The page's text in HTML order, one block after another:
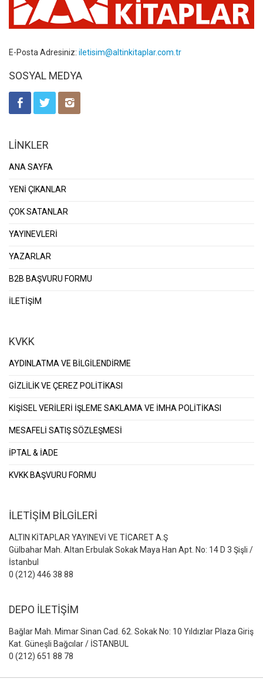
E-Posta Adresiniz: iletisim@altinkitaplar.com.tr
SOSYAL MEDYA
LİNKLER
ANA SAYFA
YENİ ÇIKANLAR
ÇOK SATANLAR
YAYINEVLERİ
YAZARLAR
B2B BAŞVURU FORMU
İLETİŞİM
KVKK
AYDINLATMA VE BİLGİLENDİRME
GİZLİLİK VE ÇEREZ POLİTİKASI
KİŞİSEL VERİLERİ İŞLEME SAKLAMA VE İMHA POLİTİKASI
MESAFELİ SATIŞ SÖZLEŞMESİ
İPTAL & İADE
KVKK BAŞVURU FORMU
İLETİŞİM BİLGİLERİ
ALTIN KİTAPLAR YAYINEVİ VE TİCARET A.Ş
Gülbahar Mah. Altan Erbulak Sokak Maya Han Apt. No: 14 D 3 Şişli /
İstanbul
0 (212) 446 38 88
DEPO İLETİŞİM
Bağlar Mah. Mimar Sinan Cad. 62. Sokak No: 10 Yıldızlar Plaza Giriş
Kat. Güneşli Bağcılar / İSTANBUL
0 (212) 651 88 78